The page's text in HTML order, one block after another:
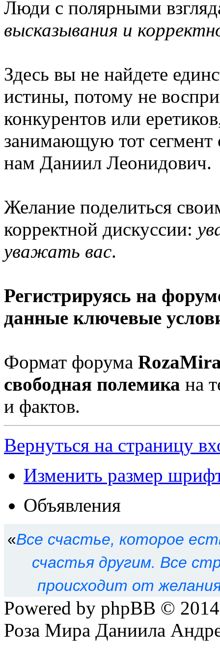
Люди с полярными
высказывания и
Здесь вы не найдете
истины, потому не
конкурентов или
занимающую тот сегмент
нам Даниил Леонидович.
Желание поделиться
корректной дискуссии:
уважать вас.
Регистрируясь на
данные ключевые
Формат форума
свободная полемика на
и фактов.
Вернуться на страницу
Изменить размер
Объявления
«Все счастье, которое
счастья другим. Все
происходит от
Powered by phpBB ©
Роза Мира Даниила